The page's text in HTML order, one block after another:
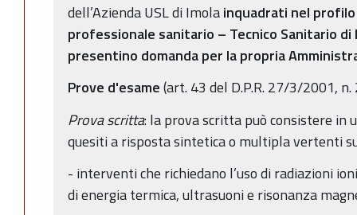
dell’Azienda USL di Imolainquadrati nel
professionale sanitario – Tecnico Sanitario di
presentino domanda per la propria
Prove d'esame(art. 43 del D.P.R. 27/3/2001, n.
Prova scritta: la prova scritta può consistere in
quesiti a risposta sintetica o multipla vertenti
- interventi che richiedano l’uso di radiazioni
di energia termica, ultrasuoni e risonanza